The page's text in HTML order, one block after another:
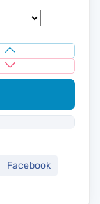
Facebook